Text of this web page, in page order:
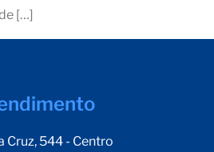
[…]
Cruz, 544 - Centro